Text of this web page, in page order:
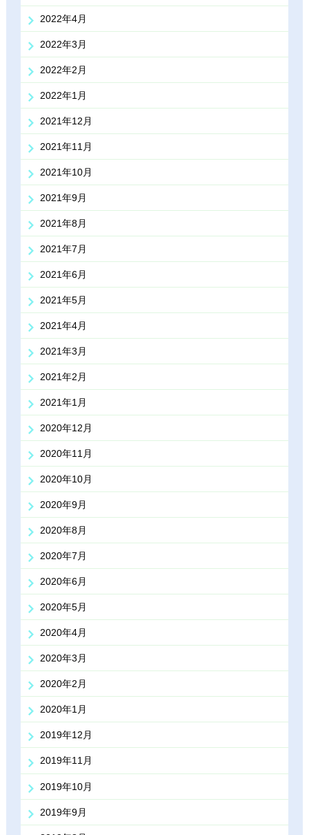
2022年4月
2022年3月
2022年2月
2022年1月
2021年12月
2021年11月
2021年10月
2021年9月
2021年8月
2021年7月
2021年6月
2021年5月
2021年4月
2021年3月
2021年2月
2021年1月
2020年12月
2020年11月
2020年10月
2020年9月
2020年8月
2020年7月
2020年6月
2020年5月
2020年4月
2020年3月
2020年2月
2020年1月
2019年12月
2019年11月
2019年10月
2019年9月